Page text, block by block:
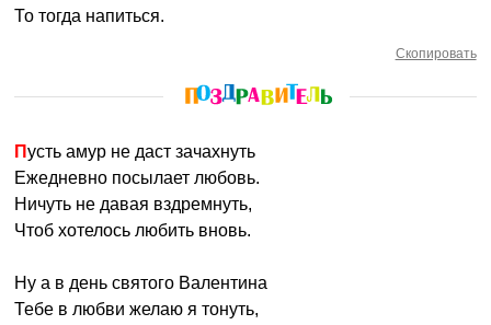
То тогда напиться.
Скопировать
Пусть амур не даст зачахнуть
Ежедневно посылает любовь.
Ничуть не давая вздремнуть,
Чтоб хотелось любить вновь.
Ну а в день святого Валентина
Тебе в любви желаю я тонуть,